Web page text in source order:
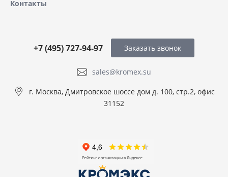
Контакты
sales@kromex.su
+7 (495) 727-94-97
г. Москва, Дмитровское шоссе дом д. 100, стр.2, офис
31152
Заказать звонок